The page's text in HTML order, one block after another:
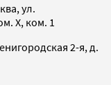
ул.
X, ком. 1
2-я, д.